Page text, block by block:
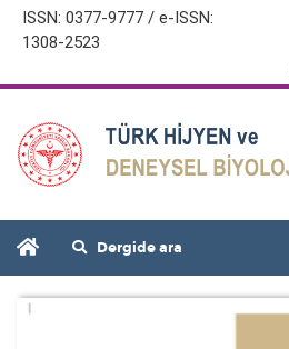
ISSN: 0377-9777 / e-ISSN:
1308-2523
Dergide ara